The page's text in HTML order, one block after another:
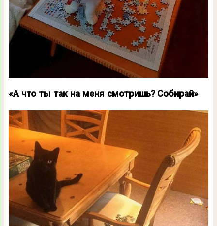
«А что ты так на меня смотришь? Собирай»